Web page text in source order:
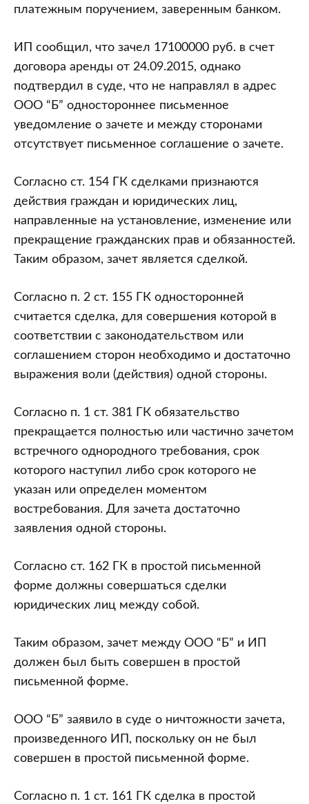
платежным поручением, заверенным банком.
ИП сообщил, что зачел 17100000 руб. в счет
договора аренды от 24.09.2015, однако
подтвердил в суде, что не направлял в адрес
ООО “Б” одностороннее письменное
уведомление о зачете и между сторонами
отсутствует письменное соглашение о зачете.
Согласно ст. 154 ГК сделками признаются
действия граждан и юридических лиц,
направленные на установление, изменение или
прекращение гражданских прав и обязанностей.
Таким образом, зачет является сделкой.
Согласно п. 2 ст. 155 ГК односторонней
считается сделка, для совершения которой в
соответствии с законодательством или
соглашением сторон необходимо и достаточно
выражения воли (действия) одной стороны.
Согласно п. 1 ст. 381 ГК обязательство
прекращается полностью или частично зачетом
встречного однородного требования, срок
которого наступил либо срок которого не
указан или определен моментом
востребования. Для зачета достаточно
заявления одной стороны.
Согласно ст. 162 ГК в простой письменной
форме должны совершаться сделки
юридических лиц между собой.
Таким образом, зачет между ООО “Б” и ИП
должен был быть совершен в простой
письменной форме.
ООО “Б” заявило в суде о ничтожности зачета,
произведенного ИП, поскольку он не был
совершен в простой письменной форме.
Согласно п. 1 ст. 161 ГК сделка в простой